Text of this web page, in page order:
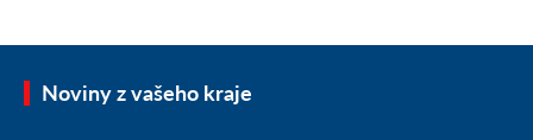
Noviny z vašeho kraje